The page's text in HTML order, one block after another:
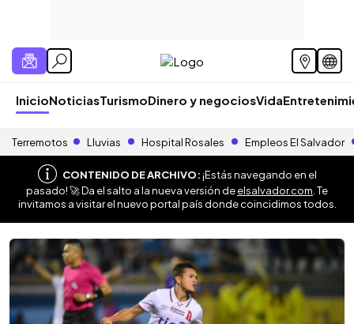
InicioNoticiasTurismoDinero y negociosVida
Terremotos Lluvias Hospital Rosales Empleos El Salvador
CONTENIDO DE ARCHIVO:¡Estás navegando en el
pasado! 🚀 Da el salto a la nueva versión deelsalvador.com . Te
invitamos a visitar el nuevo portal país donde coincidimos todos.